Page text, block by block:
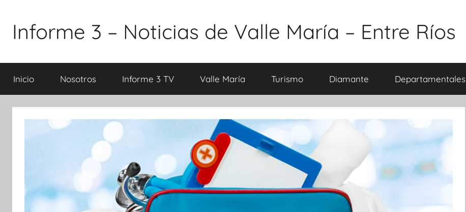
contenido
Informe 3 – Noticias de Valle María – Entre Ríos
Inicio Nosotros Informe 3 TV Valle María Turismo Diamante Departamentales